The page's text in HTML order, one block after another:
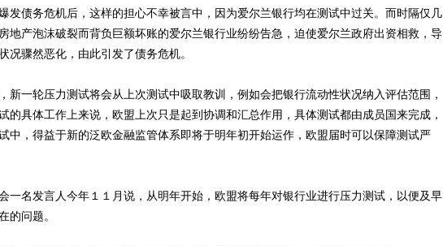
债务危机后，这样的担心不幸被言中，因为爱尔兰银行均在测试中过关。而时隔仅几
地产泡沫破裂而背负巨额坏账的爱尔兰银行业纷纷告急，迫使爱尔兰政府出资相救，导
况骤然恶化，由此引发了债务危机。
一轮压力测试将会从上次测试中吸取教训，例如会把银行流动性状况纳入评估范围，
的具体工作上来说，欧盟上次只是起到协调和汇总作用，具体测试都由成员国来完成，
中，得益于新的泛欧金融监管体系即将于明年初开始运作，欧盟届时可以保障测试严
名发言人今年１１月说，从明年开始，欧盟将每年对银行业进行压力测试，以便及早
的问题。